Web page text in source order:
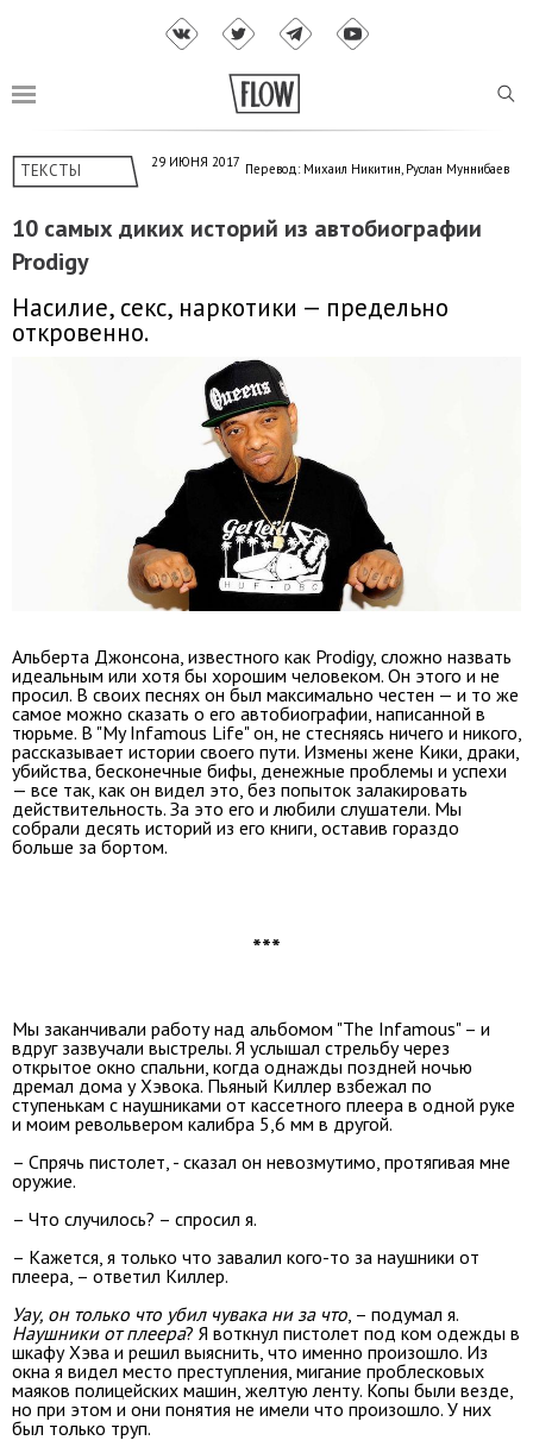
ТЕКСТЫ 29 ИЮНЯ 2017 Перевод: Михаил Никитин, Руслан Муннибаев
10 самых диких историй из автобиографии
Prodigy
Насилие, секс, наркотики — предельно
откровенно.
Альберта Джонсона, известного как Prodigy, сложно назвать
идеальным или хотя бы хорошим человеком. Он этого и не
просил. В своих песнях он был максимально честен — и то же
самое можно сказать о его автобиографии, написанной в
тюрьме. В "My Infamous Life" он, не стесняясь ничего и никого,
рассказывает истории своего пути. Измены жене Кики, драки,
убийства, бесконечные бифы, денежные проблемы и успехи
— все так, как он видел это, без попыток залакировать
действительность. За это его и любили слушатели. Мы
собрали десять историй из его книги, оставив гораздо
больше за бортом.
***
Мы заканчивали работу над альбомом "The Infamous" – и
вдруг зазвучали выстрелы. Я услышал стрельбу через
открытое окно спальни, когда однажды поздней ночью
дремал дома у Хэвока. Пьяный Киллер взбежал по
ступенькам с наушниками от кассетного плеера в одной руке
и моим револьвером калибра 5,6 мм в другой.
– Спрячь пистолет, - сказал он невозмутимо, протягивая мне
оружие.
– Что случилось? – спросил я.
– Кажется, я только что завалил кого-то за наушники от
плеера, – ответил Киллер.
Уау, он только что убил чувака ни за что, – подумал я.
Наушники от плеера? Я воткнул пистолет под ком одежды в
шкафу Хэва и решил выяснить, что именно произошло. Из
окна я видел место преступления, мигание проблесковых
маяков полицейских машин, желтую ленту. Копы были везде,
но при этом и они понятия не имели что произошло. У них
был только труп.